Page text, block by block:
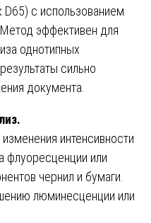
D65) с использованием
эффективен для
однотипных
сильно
документа.
интенсивности
флуоресценции или
чернил и бумаги.
люминесценции или